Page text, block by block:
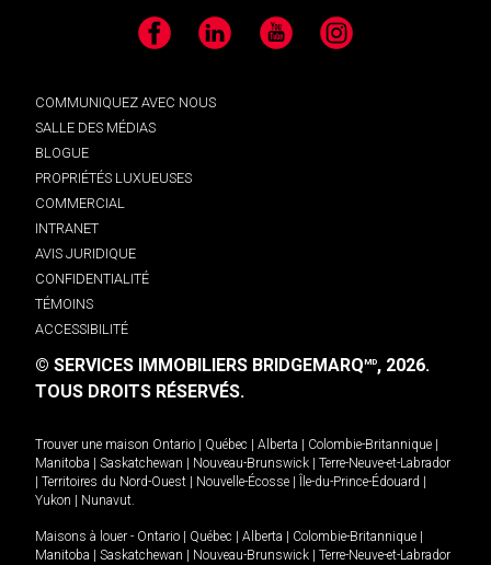
Facebook LinkedIn YouTube Instagram
COMMUNIQUEZ AVEC NOUS
SALLE DES MÉDIAS
BLOGUE
PROPRIÉTÉS LUXUEUSES
COMMERCIAL
INTRANET
AVIS JURIDIQUE
CONFIDENTIALITÉ
TÉMOINS
ACCESSIBILITÉ
© SERVICES IMMOBILIERS BRIDGEMARQMD, 2026.
TOUS DROITS RÉSERVÉS.
Trouver une maison Ontario Québec Alberta Colombie-Britannique
Manitoba
Saskatchewan Nouveau-Brunswick
Terre-Neuve-et-Labrador
Territoires du Nord-Ouest Nouvelle-Écosse Île-du-Prince-Édouard
Yukon
Nunavut.
Maisons à louer - Ontario Québec Alberta Colombie-Britannique
Manitoba
Saskatchewan Nouveau-Brunswick
Terre-Neuve-et-Labrador